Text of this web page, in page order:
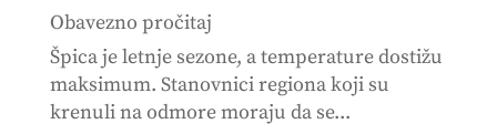
Obavezno pročitaj
Špica je letnje sezone, a temperature dostižu
maksimum. Stanovnici regiona koji su
krenuli na odmore moraju da se...